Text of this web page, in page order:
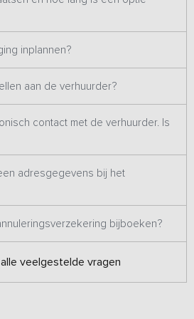
inplannen?
aan de verhuurder?
contact met de verhuurder. Is
adresgegevens bij het
bijboeken?
alle veelgestelde vragen